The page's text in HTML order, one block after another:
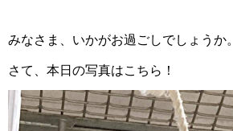
みなさま、いかがお過ごしでしょうか。
さて、本日の写真はこちら！